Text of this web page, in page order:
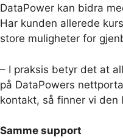
DataPower kan bidra
Har kunden allerede
store muligheter for
– I praksis betyr det at
på DataPowers
kontakt, så finner vi den
Samme support